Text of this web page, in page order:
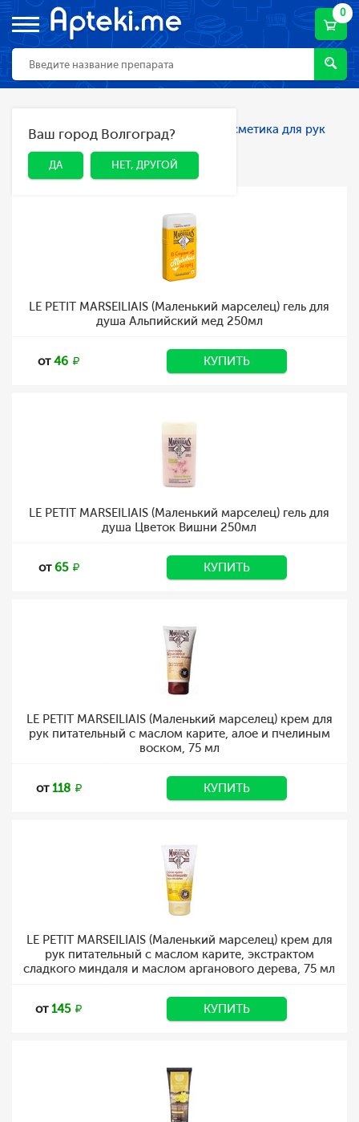
0
ДА НЕТ, ДРУГОЙ
Ваш город Волгоград?
ДА НЕТ, ДРУГОЙ
Главная Каталог Косметика Косметика для рук
Косметика для рук
LE PETIT MARSEILIAIS (Маленький марселец) гель для
душа Альпийский мед 250мл
от46 КУПИТЬ
LE PETIT MARSEILIAIS (Маленький марселец) гель для
душа Цветок Вишни 250мл
от65 КУПИТЬ
LE PETIT MARSEILIAIS (Маленький марселец) крем для
рук питательный с маслом карите, алое и пчелиным
воском, 75 мл
от118 КУПИТЬ
LE PETIT MARSEILIAIS (Маленький марселец) крем для
рук питательный с маслом карите, экстрактом
сладкого миндаля и маслом арганового дерева, 75 мл
от145 КУПИТЬ